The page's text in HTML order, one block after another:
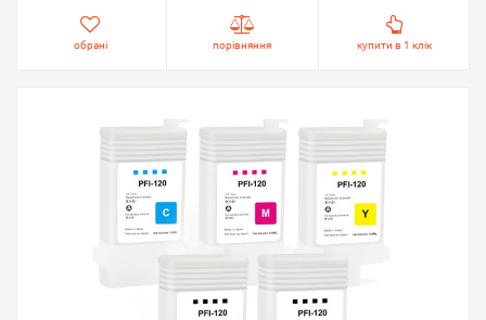
обрані порівняння купити в 1 клік